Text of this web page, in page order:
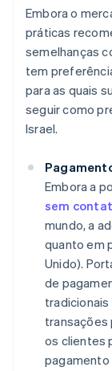
Embora o
práticas
semelhanças
tem
para as quais
seguir como
Israel.
Embora a
sem
mundo, a
quanto em
Unido).
de
transações
os clientes
pagamento